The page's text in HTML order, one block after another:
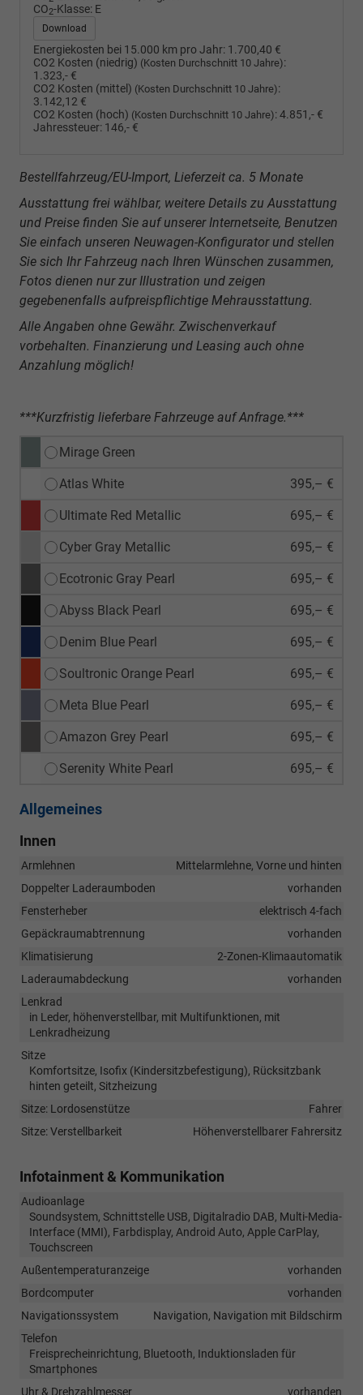
CO2-Klasse: E
Download
Energiekosten bei 15.000 km pro Jahr: 1.700,40 €
CO2 Kosten (niedrig) (Kosten Durchschnitt 10 Jahre):
1.323,- €
CO2 Kosten (mittel) (Kosten Durchschnitt 10 Jahre):
3.142,12 €
CO2 Kosten (hoch) (Kosten Durchschnitt 10 Jahre):4.851,- €
Jahressteuer: 146,- €
Bestellfahrzeug/EU-Import, Lieferzeit ca. 5 Monate
Ausstattung frei wählbar, weitere Details zu Ausstattung
und Preise finden Sie auf unserer Internetseite, Benutzen
Sie einfach unseren Neuwagen-Konfigurator und stellen
Sie sich Ihr Fahrzeug nach Ihren Wünschen zusammen,
Fotos dienen nur zur Illustration und zeigen
gegebenenfalls aufpreispflichtige Mehrausstattung.
Alle Angaben ohne Gewähr. Zwischenverkauf
vorbehalten. Finanzierung und Leasing auch ohne
Anzahlung möglich!
***Kurzfristig lieferbare Fahrzeuge auf Anfrage.***
Mirage Green
Atlas White 395,– €
Ultimate Red Metallic 695,– €
Cyber Gray Metallic 695,– €
Ecotronic Gray Pearl 695,– €
Abyss Black Pearl 695,– €
Denim Blue Pearl 695,– €
Soultronic Orange Pearl 695,– €
Meta Blue Pearl 695,– €
Amazon Grey Pearl 695,– €
Serenity White Pearl 695,– €
Allgemeines
Innen
Armlehnen
Mittelarmlehne, Vorne und hinten
Doppelter Laderaumboden
vorhanden
Fensterheber
elektrisch 4-fach
Gepäckraumabtrennung
vorhanden
Klimatisierung
2-Zonen-Klimaautomatik
Laderaumabdeckung
vorhanden
Lenkrad
in Leder, höhenverstellbar, mit Multifunktionen, mit
Lenkradheizung
Sitze
Komfortsitze, Isofix (Kindersitzbefestigung), Rücksitzbank
hinten geteilt, Sitzheizung
Sitze: Lordosenstütze
Fahrer
Sitze: Verstellbarkeit
Höhenverstellbarer Fahrersitz
Infotainment & Kommunikation
Audioanlage
Soundsystem, Schnittstelle USB, Digitalradio DAB, Multi-Media-
Interface (MMI), Farbdisplay, Android Auto, Apple CarPlay,
Touchscreen
Außentemperaturanzeige
vorhanden
Bordcomputer
vorhanden
Navigationssystem
Navigation, Navigation mit Bildschirm
Telefon
Freisprecheinrichtung, Bluetooth, Induktionsladen für
Smartphones
Uhr & Drehzahlmesser
vorhanden